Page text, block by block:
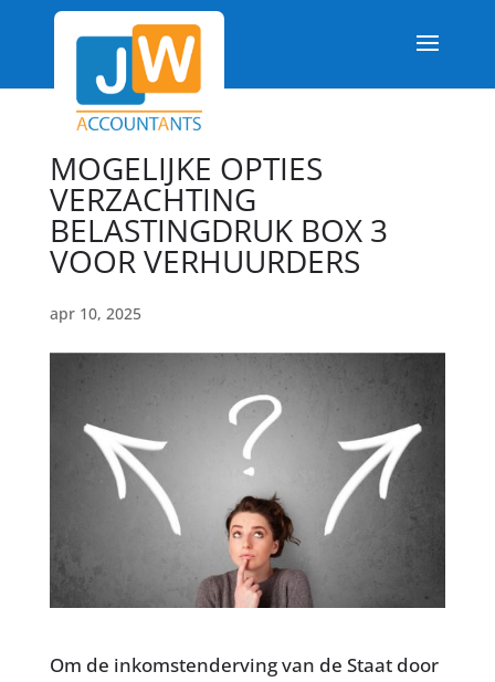
MOGELIJKE OPTIES
VERZACHTING
BELASTINGDRUK BOX 3
VOOR VERHUURDERS
apr 10, 2025
Om de inkomstenderving van de Staat door